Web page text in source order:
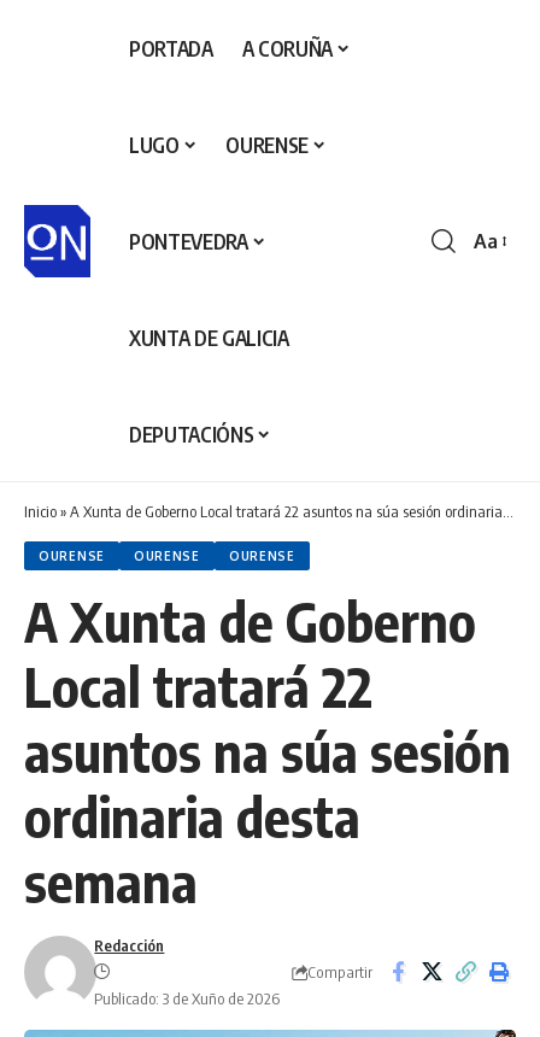
PORTADA A CORUÑA
LUGO OURENSE
PONTEVEDRA
XUNTA DE GALICIA
DEPUTACIÓNS
Aa
Inicio»A Xunta de Goberno Local tratará 22 asuntos na súa sesión ordinaria desta semana
OURENSE OURENSE OURENSE
A Xunta de Goberno
Local tratará 22
asuntos na súa sesión
ordinaria desta
semana
Redacción
Publicado: 3 de Xuño de 2026
Compartir